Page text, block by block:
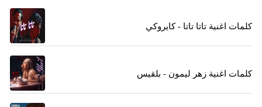
كلمات اغنية تاتا تاتا - كايروكي
كلمات اغنية زهر ليمون - بلقيس